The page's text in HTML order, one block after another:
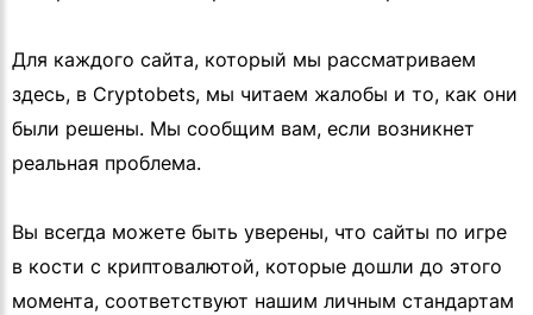
Для каждого сайта, который мы рассматриваем
здесь, в Cryptobets, мы читаем жалобы и то, как они
были решены. Мы сообщим вам, если возникнет
реальная проблема.
Вы всегда можете быть уверены, что сайты по игре
в кости с криптовалютой, которые дошли до этого
момента, соответствуют нашим личным стандартам